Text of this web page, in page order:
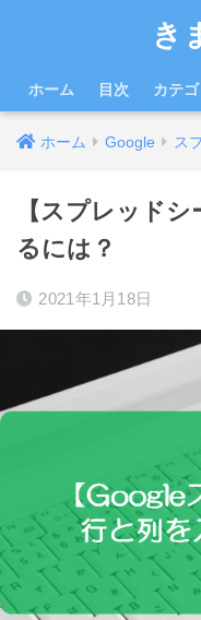
き
ホーム 目次 カテ
ホーム Google ス
【スプレッド
るには？
2021年1月18日